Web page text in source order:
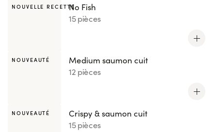
NOUVELLE RECETTENo Fish
15 pièces
NOUVEAUTÉ
Medium saumon cuit
12 pièces
NOUVEAUTÉ
Crispy & saumon cuit
15 pièces